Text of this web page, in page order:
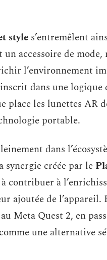
style s’entremêlent
un accessoire de
l’environnement
dans une
place les lunettes AR
portable.
dans
synergie créée par le
contribuer à
ajoutée de
Meta Quest 2, en
une alternative